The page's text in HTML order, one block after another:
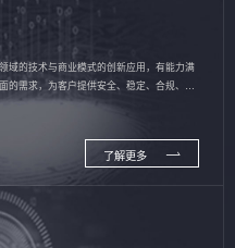
域的技术与商业模式的创新应用，有能力满
的需求，为客户提供安全、稳定、合规、持
了解更多